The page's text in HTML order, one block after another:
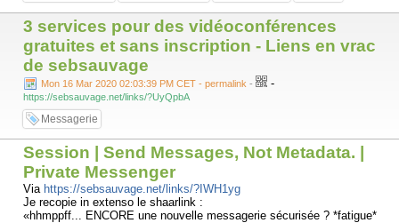
3 services pour des vidéoconférences
gratuites et sans inscription - Liens en vrac
de sebsauvage
Mon 16 Mar 2020 02:03:39 PM CET - permalink - -
https://sebsauvage.net/links/?UyQpbA
Messagerie
Session | Send Messages, Not Metadata. |
Private Messenger
Via https://sebsauvage.net/links/?IWH1yg
Je recopie in extenso le shaarlink :
«hhmppff... ENCORE une nouvelle messagerie sécurisée ? *fatigue*